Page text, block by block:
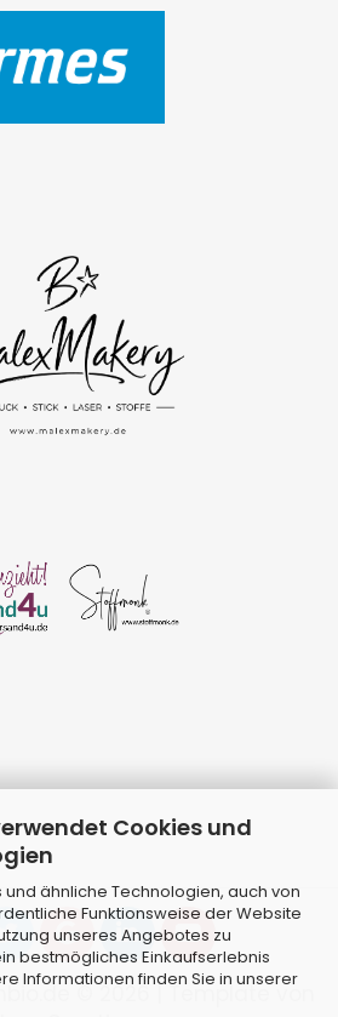
Cookies und
ähnliche Technologien, auch von
Funktionsweise der Website
unseres Angebotes zu
bestmögliches Einkaufserlebnis
Informationen finden Sie in unserer
© 2026 | Template von